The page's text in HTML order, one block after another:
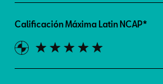
Calificación Máxima Latin NCAP*